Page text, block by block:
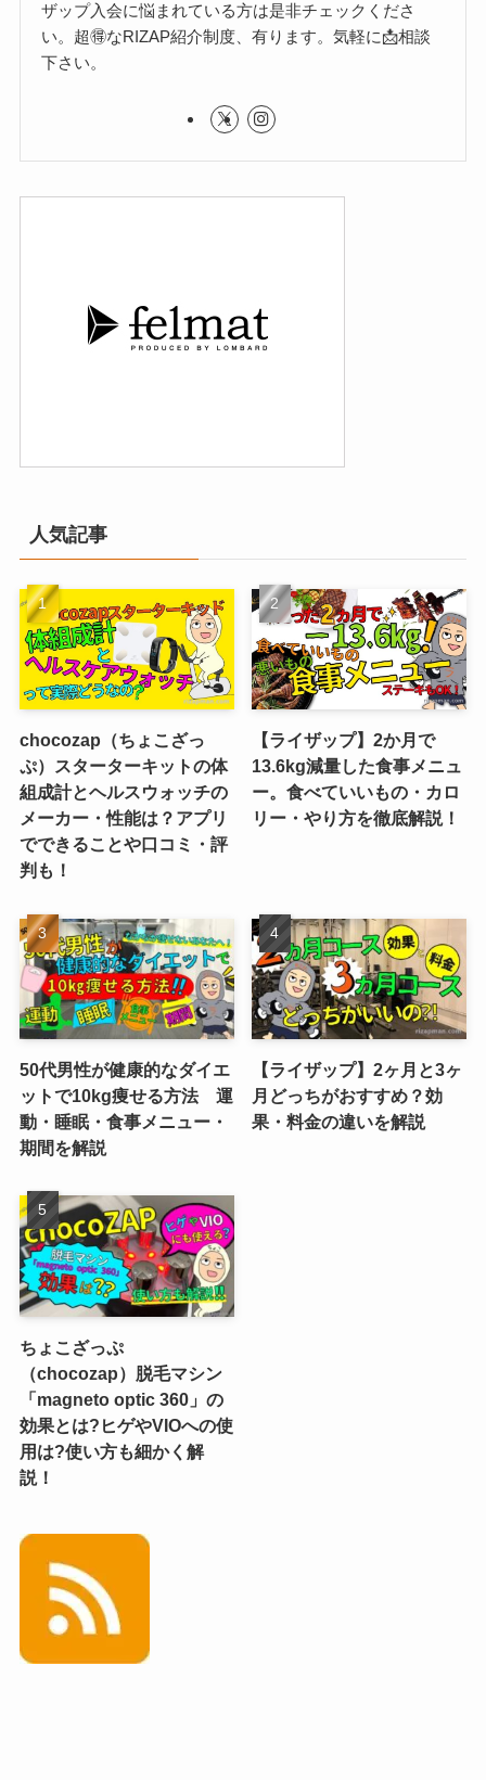
ザップ入会に悩まれている方は是非チェックくださ
い。超🉐なRIZAP紹介制度、有ります。気軽に📩相談
下さい。
人気記事
chocozap（ちょこざっ
ぷ）スターターキットの体
組成計とヘルスウォッチの
メーカー・性能は？アプリ
でできることや口コミ・評
判も！
【ライザップ】2か月で
13.6kg減量した食事メニュ
ー。食べていいもの・カロ
リー・やり方を徹底解説！
50代男性が健康的なダイエ
ットで10kg痩せる方法 運
動・睡眠・食事メニュー・
期間を解説
【ライザップ】2ヶ月と3ヶ
月どっちがおすすめ？効
果・料金の違いを解説
ちょこざっぷ
（chocozap）脱毛マシン
「magneto optic 360」の
効果とは?ヒゲやVIOへの使
用は?使い方も細かく解
説！